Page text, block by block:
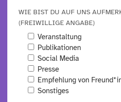
WIE BIST DU AUF UNS
(FREIWILLIGE ANGABE)
Veranstaltung
Publikationen
Social Media
Presse
Empfehlung von
Sonstiges